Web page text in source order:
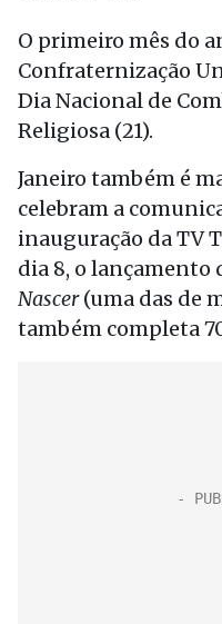
O primeiro mês do
Confraternização
Dia Nacional de
Religiosa (21).
Janeiro também é
celebram a
inauguração da TV
dia 8, o lançamento
Nascer(uma das de
também completa